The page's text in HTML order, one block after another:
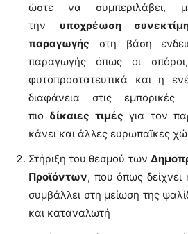
ώστε να συμπεριλάβει,
την υποχρέωση
παραγωγής στη βάση
παραγωγής όπως οι
φυτοπροστατευτικά και η
διαφάνεια στις
πιο δίκαιες τιμές για τον
κάνει και άλλες ευρωπαϊκές
Στήριξη του θεσμού των
Προϊόντων, που όπως δείχνει
συμβάλλει στη μείωση της
και καταναλωτή